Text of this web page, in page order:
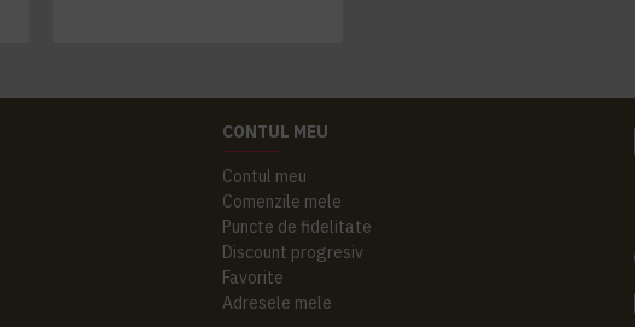
CONTUL MEU
Contul meu
Comenzile mele
Puncte de fidelitate
Discount progresiv
Favorite
Adresele mele